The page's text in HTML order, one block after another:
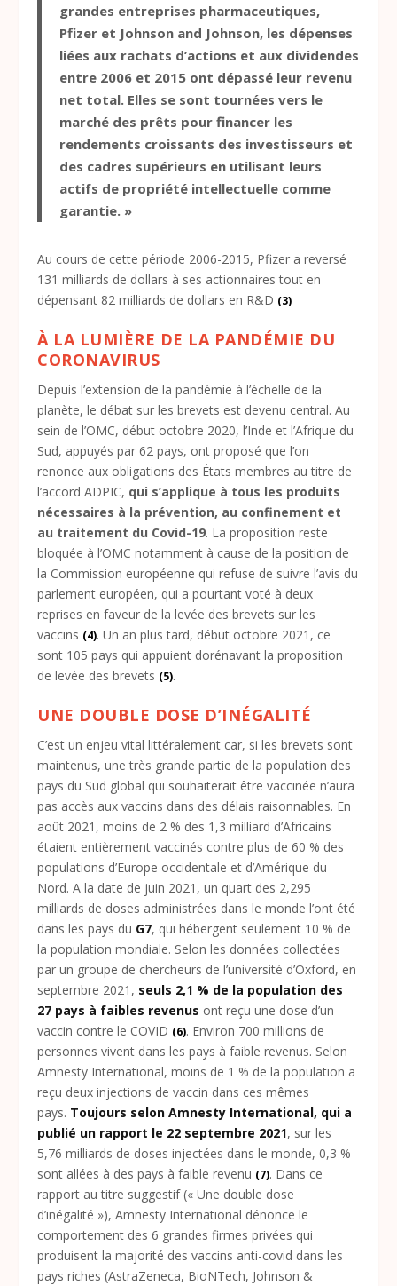
grandes entreprises pharmaceutiques,
Pfizer et Johnson and Johnson, les dépenses
liées aux rachats d’actions et aux dividendes
entre 2006 et 2015 ont dépassé leur revenu
net total. Elles se sont tournées vers le
marché des prêts pour financer les
rendements croissants des investisseurs et
des cadres supérieurs en utilisant leurs
actifs de propriété intellectuelle comme
garantie. »
Au cours de cette période 2006-2015, Pfizer a reversé
131 milliards de dollars à ses actionnaires tout en
dépensant 82 milliards de dollars en R&D (3)
À LA LUMIÈRE DE LA PANDÉMIE DU
CORONAVIRUS
Depuis l’extension de la pandémie à l’échelle de la
planète, le débat sur les brevets est devenu central. Au
sein de l’OMC, début octobre 2020, l’Inde et l’Afrique du
Sud, appuyés par 62 pays, ont proposé que l’on
renonce aux obligations des États membres au titre de
l’accord ADPIC, qui s’applique à tous les produits
nécessaires à la prévention, au confinement et
au traitement du Covid-19. La proposition reste
bloquée à l’OMC notamment à cause de la position de
la Commission européenne qui refuse de suivre l’avis du
parlement européen, qui a pourtant voté à deux
reprises en faveur de la levée des brevets sur les
vaccins (4). Un an plus tard, début octobre 2021, ce
sont 105 pays qui appuient dorénavant la proposition
de levée des brevets (5).
UNE DOUBLE DOSE D’INÉGALITÉ
C’est un enjeu vital littéralement car, si les brevets sont
maintenus, une très grande partie de la population des
pays du Sud global qui souhaiterait être vaccinée n’aura
pas accès aux vaccins dans des délais raisonnables. En
août 2021, moins de 2 % des 1,3 milliard d’Africains
étaient entièrement vaccinés contre plus de 60 % des
populations d’Europe occidentale et d’Amérique du
Nord. A la date de juin 2021, un quart des 2,295
milliards de doses administrées dans le monde l’ont été
dans les pays du G7, qui hébergent seulement 10 % de
la population mondiale. Selon les données collectées
par un groupe de chercheurs de l’université d’Oxford, en
septembre 2021, seuls 2,1 % de la population des
27 pays à faibles revenus ont reçu une dose d’un
vaccin contre le COVID (6). Environ 700 millions de
personnes vivent dans les pays à faible revenus. Selon
Amnesty International, moins de 1 % de la population a
reçu deux injections de vaccin dans ces mêmes
pays. Toujours selon Amnesty International, qui a
publié un rapport le 22 septembre 2021, sur les
5,76 milliards de doses injectées dans le monde, 0,3 %
sont allées à des pays à faible revenu (7). Dans ce
rapport au titre suggestif (« Une double dose
d’inégalité »), Amnesty International dénonce le
comportement des 6 grandes firmes privées qui
produisent la majorité des vaccins anti-covid dans les
pays riches (AstraZeneca, BioNTech, Johnson &